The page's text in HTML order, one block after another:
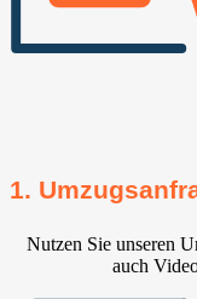
1.
Nutzen Sie unseren
auch